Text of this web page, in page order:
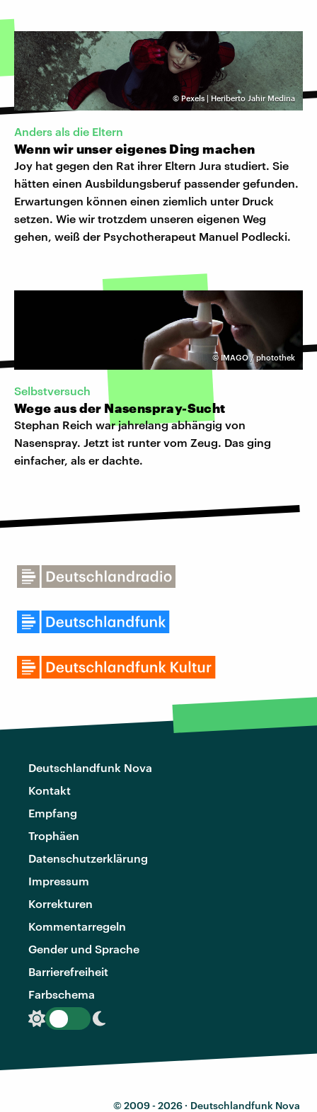
©Pexels | Heriberto Jahir Medina
Anders als die Eltern
Wenn wir unser eigenes Ding machen
Joy hat gegen den Rat ihrer Eltern Jura studiert. Sie
hätten einen Ausbildungsberuf passender gefunden.
Erwartungen können einen ziemlich unter Druck
setzen. Wie wir trotzdem unseren eigenen Weg
gehen, weiß der Psychotherapeut Manuel Podlecki.
© IMAGO / photothek
Selbstversuch
Wege aus der Nasenspray-Sucht
Stephan Reich war jahrelang abhängig von
Nasenspray. Jetzt ist runter vom Zeug. Das ging
einfacher, als er dachte.
Deutschlandfunk Nova
Kontakt
Empfang
Trophäen
Datenschutzerklärung
Impressum
Korrekturen
Kommentarregeln
Gender und Sprache
Barrierefreiheit
Farbschema
© 2009 - 2026 · Deutschlandfunk Nova